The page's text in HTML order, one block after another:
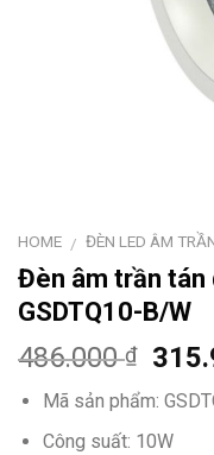
HOME / ĐÈN LED ÂM
Đèn âm trần tán
GSDTQ10-B/W
486.000₫
Mã sản phẩm:
Công suất: 10W